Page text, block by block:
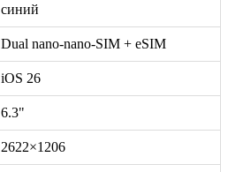
синий
Dual nano-nano-SIM + eSIM
iOS 26
6.3"
2622×1206